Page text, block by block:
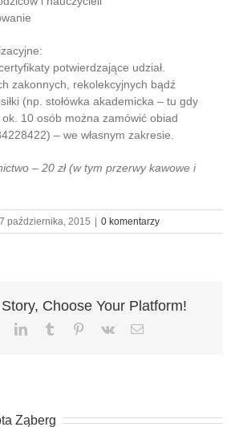
potwierdzające udział.
zakonnych, rekolekcyjnych bądź
(np. stołówka akademicka – tu gdy
10 osób można zamówić obiad
– we własnym zakresie.
– 20 zł (w tym przerwy kawowe i
7 października, 2015 | 0 komentarzy
Choose Your Platform!
LinkedInTumblr Pinterest
Vk Email
Ząberg